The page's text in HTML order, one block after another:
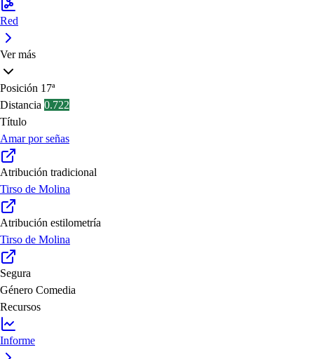
Red
Ver más
Posición 17ª
Distancia 0.722
Título
Amar por señas
Atribución tradicional
Tirso de Molina
Atribución estilometría
Tirso de Molina
Segura
Género Comedia
Recursos
Informe